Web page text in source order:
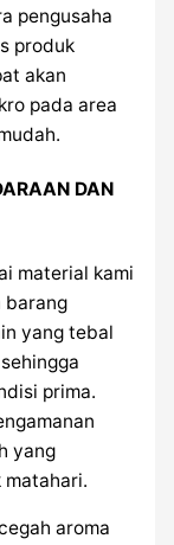
pengusaha
produk
akan
pada area
DAN
material kami
barang
yang tebal
prima.
yang
matahari.
aroma